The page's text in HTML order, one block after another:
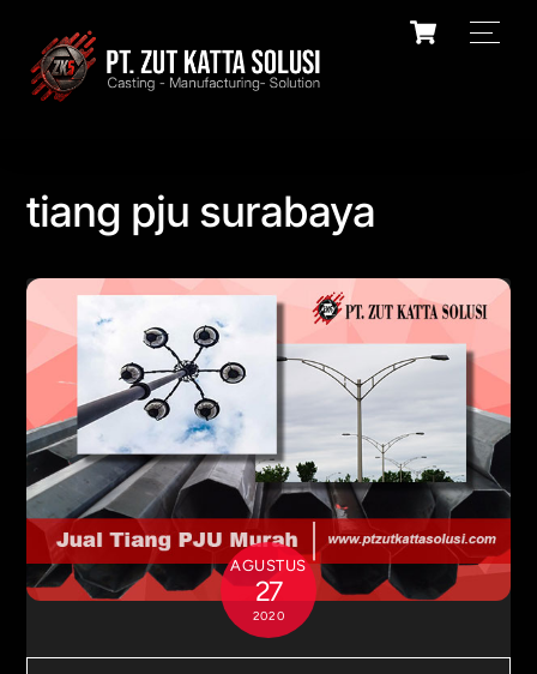
content
Cart
tiang pju surabaya
AGUSTUS
27
2020